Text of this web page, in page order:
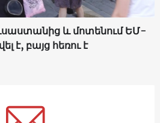
և մոտենում ԵՄ-
է, բայց հեռու է